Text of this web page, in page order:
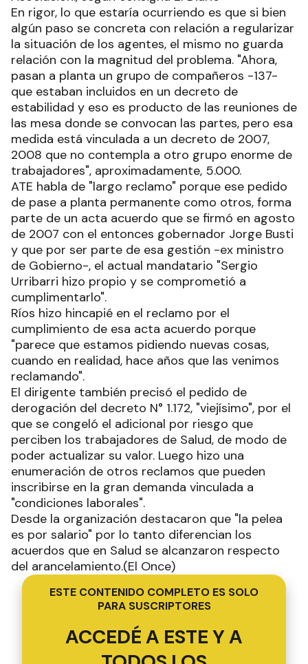
En rigor, lo que estaría ocurriendo es que si bien
algún paso se concreta con relación a regularizar
la situación de los agentes, el mismo no guarda
relación con la magnitud del problema. "Ahora,
pasan a planta un grupo de compañeros -137-
que estaban incluidos en un decreto de
estabilidad y eso es producto de las reuniones de
las mesa donde se convocan las partes, pero esa
medida está vinculada a un decreto de 2007,
2008 que no contempla a otro grupo enorme de
trabajadores", aproximadamente, 5.000.
ATE habla de "largo reclamo" porque ese pedido
de pase a planta permanente como otros, forma
parte de un acta acuerdo que se firmó en agosto
de 2007 con el entonces gobernador Jorge Busti
y que por ser parte de esa gestión -ex ministro
de Gobierno-, el actual mandatario "Sergio
Urribarri hizo propio y se comprometió a
cumplimentarlo".
Ríos hizo hincapié en el reclamo por el
cumplimiento de esa acta acuerdo porque
"parece que estamos pidiendo nuevas cosas,
cuando en realidad, hace años que las venimos
reclamando".
El dirigente también precisó el pedido de
derogación del decreto N° 1.172, "viejísimo", por el
que se congeló el adicional por riesgo que
perciben los trabajadores de Salud, de modo de
poder actualizar su valor. Luego hizo una
enumeración de otros reclamos que pueden
inscribirse en la gran demanda vinculada a
"condiciones laborales".
Desde la organización destacaron que "la pelea
es por salario" por lo tanto diferencian los
acuerdos que en Salud se alcanzaron respecto
del arancelamiento.(El Once)
ESTE CONTENIDO COMPLETO ES SOLO
PARA SUSCRIPTORES
ACCEDÉ A ESTE Y A